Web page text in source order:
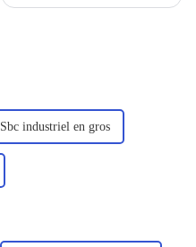
Sbc industriel en gros